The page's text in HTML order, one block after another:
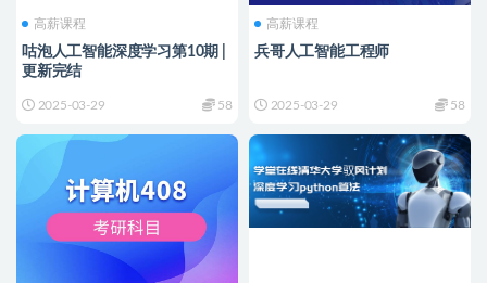
高薪课程
咕泡人工智能深度学习第10期 |
更新完结
2025-03-29 58
高薪课程
兵哥人工智能工程师
2025-03-29 58